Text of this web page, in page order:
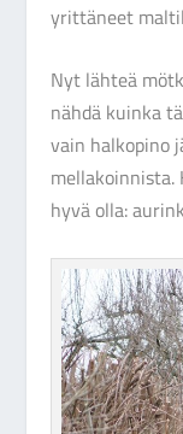
yrittäneet
Nyt lähteä
nähdä kuinka
vain halkopino
hyvä olla: